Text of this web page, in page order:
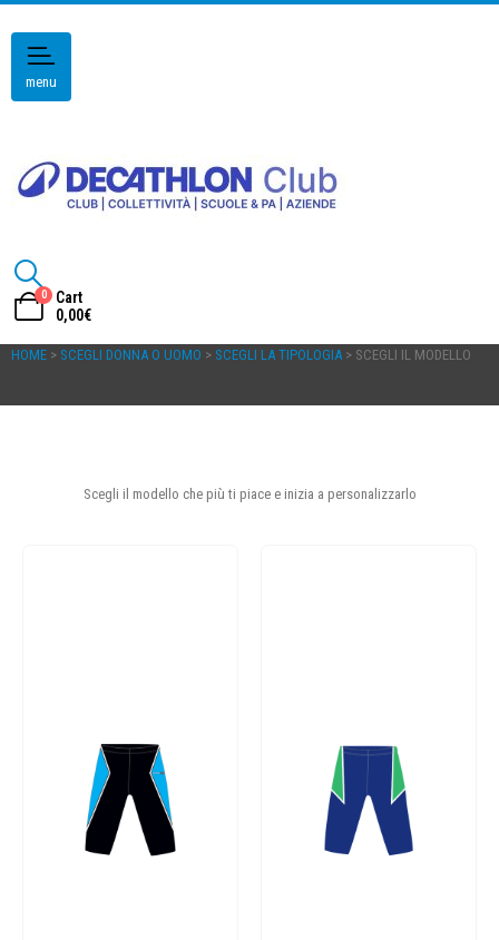
menu
0
Cart
0,00€
HOME > SCEGLI DONNA O UOMO > SCEGLI LA TIPOLOGIA > SCEGLI IL MODELLO
Scegli il modello che più ti piace e inizia a personalizzarlo